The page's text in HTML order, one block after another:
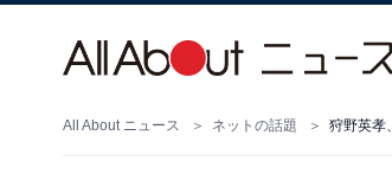
All About ニュース ネットの話題 狩野英孝